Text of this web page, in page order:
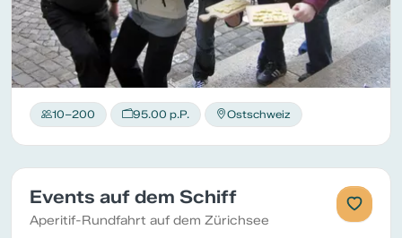
10–200 95.00 p.P. Ostschweiz
Events auf dem Schiff
Aperitif-Rundfahrt auf dem Zürichsee